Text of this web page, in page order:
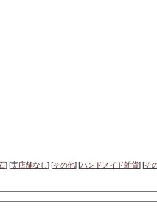
] [実店舗なし] [その他] [ハンドメイド雑貨] [そ